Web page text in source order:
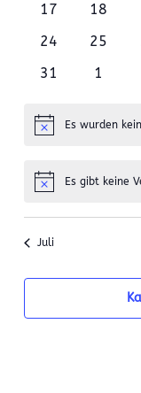
17
18
24
25
31
1
Notice Es wurden
Notice Es gibt keine
Juli